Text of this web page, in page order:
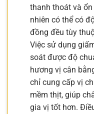
thanh thoát và
nhiên có thể có
đồng đều tùy
Việc sử dụng
soát được độ
hương vị cân
chỉ cung cấp vị
mềm thịt, giúp
gia vị tốt hơn.